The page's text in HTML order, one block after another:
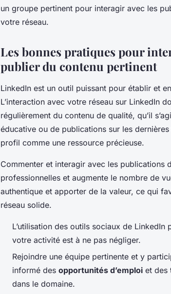
un groupe pertinent pour interagir avec les
votre réseau.
Les bonnes pratiques pour
publier du contenu pertinent
LinkedIn est un outil puissant pour établir et
L’interaction avec votre réseau sur LinkedIn
régulièrement du contenu de qualité, qu’il
éducative ou de publications sur les
profil comme une ressource précieuse.
Commenter et interagir avec les publications
professionnelles et augmente le nombre de
authentique et apporter de la valeur, ce qui
réseau solide.
L’utilisation des outils sociaux de
votre activité est à ne pas négliger.
Rejoindre une équipe pertinente et y
informé des opportunités d’emploi et des
dans le domaine.